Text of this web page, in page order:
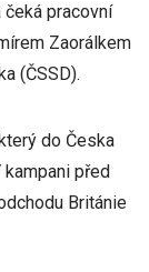
pracovní
Zaorálkem
(ČSSD).
do Česka
před
Británie